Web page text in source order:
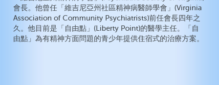
會長。他曾任「維吉尼亞州社區精神病醫師學會」(Virginia
Association of Community Psychiatrists)前任會長四年之
久。他目前是「自由點」(Liberty Point)的醫學主任。「自
由點」為有精神方面問題的青少年提供住宿式的治療方案。